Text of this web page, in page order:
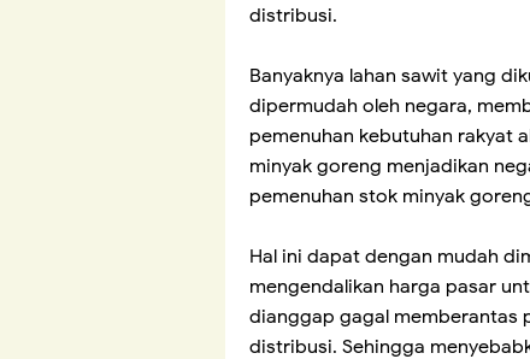
distribusi.
Banyaknya lahan sawit yang
dipermudah oleh negara,
pemenuhan kebutuhan rakyat
minyak goreng menjadikan
pemenuhan stok minyak
Hal ini dapat dengan mudah
mengendalikan harga pasar
dianggap gagal memberantas
distribusi. Sehingga